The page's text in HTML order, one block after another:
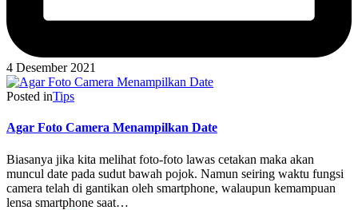
4 Desember 2021
Posted inTips
Agar Foto Camera Menampilkan Date
Biasanya jika kita melihat foto-foto lawas cetakan maka akan
muncul date pada sudut bawah pojok. Namun seiring waktu fungsi
camera telah di gantikan oleh smartphone, walaupun kemampuan
lensa smartphone saat…